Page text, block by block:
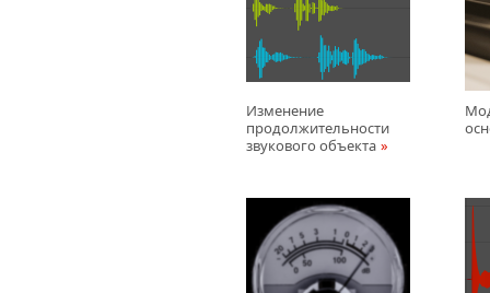
Изменение
продолжительности
звукового объекта